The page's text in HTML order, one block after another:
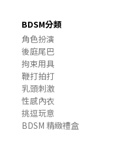
BDSM分類
角色扮演
後庭尾巴
拘束用具
鞭打拍打
乳頭刺激
性感內衣
挑逗玩意
BDSM 精緻禮盒